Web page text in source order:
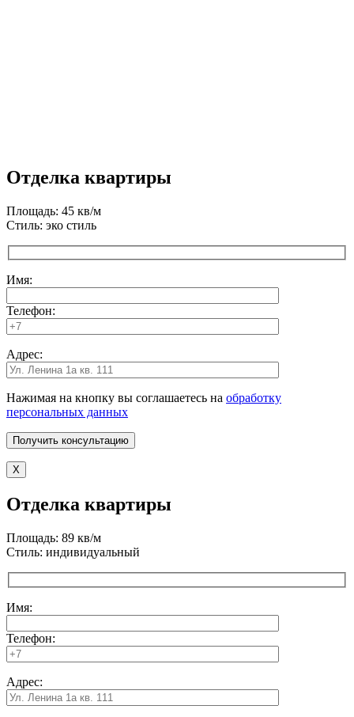
Отделка квартиры
Площадь: 45 кв/м
Стиль: эко стиль
Имя:
Телефон:
Адрес:
Нажимая на кнопку вы соглашаетесь на обработку
персональных данных
X
Отделка квартиры
Площадь: 89 кв/м
Стиль: индивидуальный
Имя:
Телефон:
Адрес: